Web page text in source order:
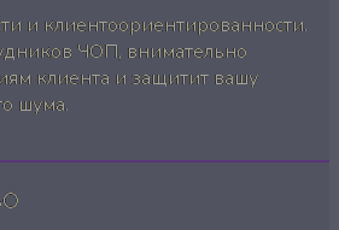
и клиентоориентированности.
ЧОП, внимательно
клиента и защитит вашу
шума.